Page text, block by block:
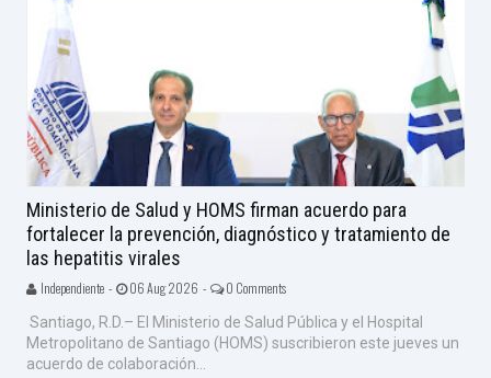
Ministerio de Salud y HOMS firman acuerdo para
fortalecer la prevención, diagnóstico y tratamiento de
las hepatitis virales
Independiente - 06 Aug 2026 - 0 Comments
Santiago, R.D.– El Ministerio de Salud Pública y el Hospital
Metropolitano de Santiago (HOMS) suscribieron este jueves un
acuerdo de colaboración...